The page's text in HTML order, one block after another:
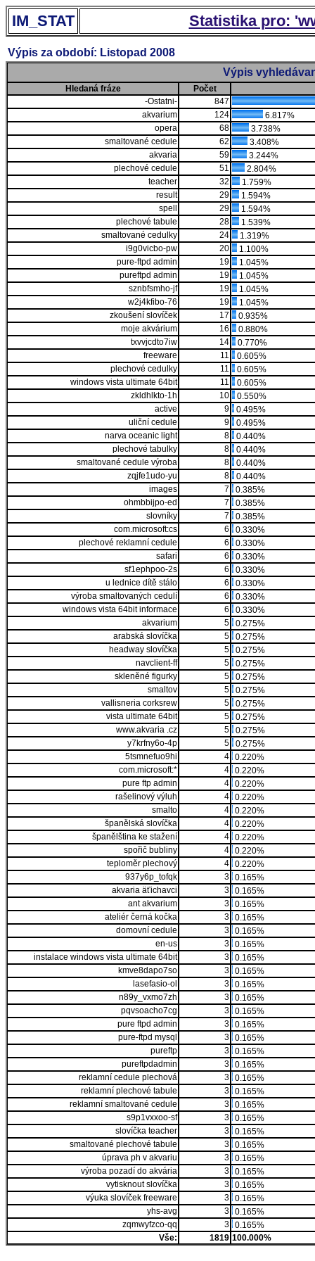
IM_STAT Statistika pro:
Výpis za období: Listopad 2008
Výpis
Hledaná fráze
Počet
-Ostatni-
847
akvarium
124
6.817%
opera
68
3.738%
smaltované cedule
62
3.408%
akvaria
59
3.244%
plechové cedule
51
2.804%
teacher
32
1.759%
result
29
1.594%
spell
29
1.594%
plechové tabule
28
1.539%
smaltované cedulky
24
1.319%
i9g0vicbo-pw
20
1.100%
pure-ftpd admin
19
1.045%
pureftpd admin
19
1.045%
sznbfsmho-jf
19
1.045%
w2j4kfibo-76
19
1.045%
zkoušení slovíček
17
0.935%
moje akvárium
16
0.880%
txvvjcdto7iw
14
0.770%
freeware
11
0.605%
plechové cedulky
11
0.605%
windows vista ultimate 64bit
11
0.605%
zkldhlkto-1h
10
0.550%
active
9
0.495%
uliční cedule
9
0.495%
narva oceanic light
8
0.440%
plechové tabulky
8
0.440%
smaltované cedule výroba
8
0.440%
zqjfe1udo-yu
8
0.440%
images
7
0.385%
ohmbbijpo-ed
7
0.385%
slovníky
7
0.385%
com.microsoft:cs
6
0.330%
plechové reklamní cedule
6
0.330%
safari
6
0.330%
sf1ephpoo-2s
6
0.330%
u lednice dítě stálo
6
0.330%
výroba smaltovaných cedulí
6
0.330%
windows vista 64bit informace
6
0.330%
akvarium
5
0.275%
arabská slovíčka
5
0.275%
headway slovíčka
5
0.275%
navclient-ff
5
0.275%
skleněné figurky
5
0.275%
smaltov
5
0.275%
vallisneria corksrew
5
0.275%
vista ultimate 64bit
5
0.275%
www.akvaria .cz
5
0.275%
y7krfny6o-4p
5
0.275%
5tsmnefuo9hi
4 0.220%
com.microsoft:*
4 0.220%
pure ftp admin
4 0.220%
rašelinový výluh
4 0.220%
smalto
4 0.220%
španělská slovíčka
4 0.220%
španělština ke stažení
4 0.220%
spořič bubliny
4 0.220%
teploměr plechový
4 0.220%
937y6p_tofqk
3 0.165%
akvaria äťichavci
3 0.165%
ant akvarium
3 0.165%
ateliér černá kočka
3 0.165%
domovní cedule
3 0.165%
en-us
3 0.165%
instalace windows vista ultimate 64bit
3 0.165%
kmve8dapo7so
3 0.165%
lasefasio-ol
3 0.165%
n89y_vxmo7zh
3 0.165%
pqvsoacho7cg
3 0.165%
pure ftpd admin
3 0.165%
pure-ftpd mysql
3 0.165%
pureftp
3 0.165%
pureftpdadmin
3 0.165%
reklamní cedule plechová
3 0.165%
reklamní plechové tabule
3 0.165%
reklamní smaltované cedule
3 0.165%
s9p1vxxoo-sf
3 0.165%
slovíčka teacher
3 0.165%
smaltované plechové tabule
3 0.165%
úprava ph v akvariu
3 0.165%
výroba pozadí do akvária
3 0.165%
vytisknout slovíčka
3 0.165%
výuka slovíček freeware
3 0.165%
yhs-avg
3 0.165%
zqmwyfzco-qq
3 0.165%
Vše:
1819 100.000%